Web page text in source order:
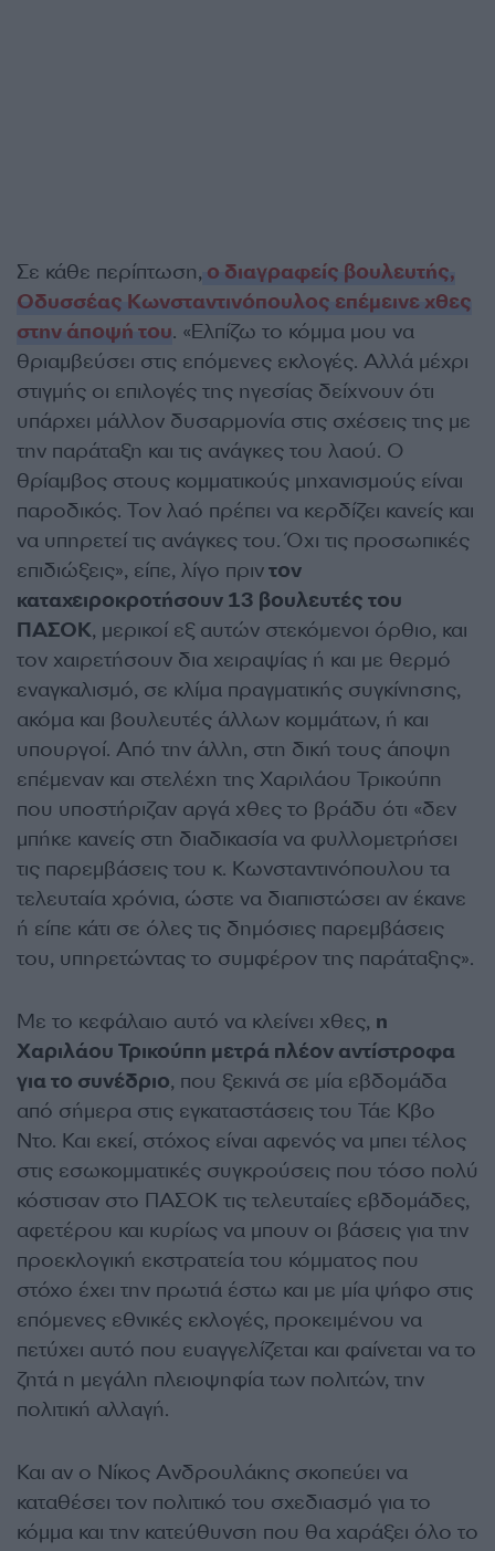
Σε κάθε περίπτωση, ο διαγραφείς βουλευτής,
Οδυσσέας Κωνσταντινόπουλος επέμεινε χθες
στην άποψή του. «Ελπίζω το κόμμα μου να
θριαμβεύσει στις επόμενες εκλογές. Αλλά μέχρι
στιγμής οι επιλογές της ηγεσίας δείχνουν ότι
υπάρχει μάλλον δυσαρμονία στις σχέσεις της με
την παράταξη και τις ανάγκες του λαού. Ο
θρίαμβος στους κομματικούς μηχανισμούς είναι
παροδικός. Τον λαό πρέπει να κερδίζει κανείς και
να υπηρετεί τις ανάγκες του. Όχι τις προσωπικές
επιδιώξεις», είπε, λίγο πριντον
καταχειροκροτήσουν 13 βουλευτές του
ΠΑΣΟΚ, μερικοί εξ αυτών στεκόμενοι όρθιο, και
τον χαιρετήσουν δια χειραψίας ή και με θερμό
εναγκαλισμό, σε κλίμα πραγματικής συγκίνησης,
ακόμα και βουλευτές άλλων κομμάτων, ή και
υπουργοί. Από την άλλη, στη δική τους άποψη
επέμεναν και στελέχη της Χαριλάου Τρικούπη
που υποστήριζαν αργά χθες το βράδυ ότι «δεν
μπήκε κανείς στη διαδικασία να φυλλομετρήσει
τις παρεμβάσεις του κ. Κωνσταντινόπουλου τα
τελευταία χρόνια, ώστε να διαπιστώσει αν έκανε
ή είπε κάτι σε όλες τις δημόσιες παρεμβάσεις
του, υπηρετώντας το συμφέρον της παράταξης».
Με το κεφάλαιο αυτό να κλείνει χθες, η
Χαριλάου Τρικούπη μετρά πλέον αντίστροφα
για το συνέδριο, που ξεκινά σε μία εβδομάδα
από σήμερα στις εγκαταστάσεις του Τάε Κβο
Ντο. Και εκεί, στόχος είναι αφενός να μπει τέλος
στις εσωκομματικές συγκρούσεις που τόσο πολύ
κόστισαν στο ΠΑΣΟΚ τις τελευταίες εβδομάδες,
αφετέρου και κυρίως να μπουν οι βάσεις για την
προεκλογική εκστρατεία του κόμματος που
στόχο έχει την πρωτιά έστω και με μία ψήφο στις
επόμενες εθνικές εκλογές, προκειμένου να
πετύχει αυτό που ευαγγελίζεται και φαίνεται να το
ζητά η μεγάλη πλειοψηφία των πολιτών, την
πολιτική αλλαγή.
Και αν ο Νίκος Ανδρουλάκης σκοπεύει να
καταθέσει τον πολιτικό του σχεδιασμό για το
κόμμα και την κατεύθυνση που θα χαράξει όλο το